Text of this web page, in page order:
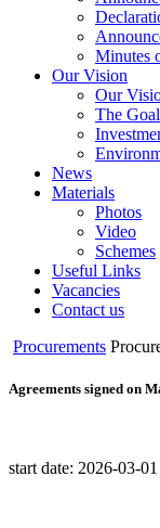
Minutes
Our Vision
Our
The
News
Materials
Photos
Video
Schemes
Useful Links
Vacancies
Contact us
Procurements
Agreements signed on
start date: 2026-03-01